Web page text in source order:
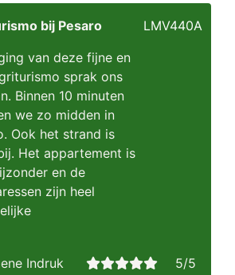
bij Pesaro
van deze fijne en
sprak ons
Binnen 10 minuten
we zo midden in
Ook het strand is
Het appartement is
en de
zijn heel
LMV440A
Indruk
5/5